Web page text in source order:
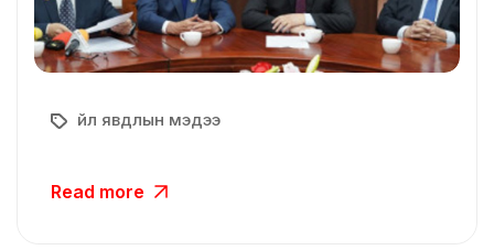
Үйл явдлын мэдээ
Read more